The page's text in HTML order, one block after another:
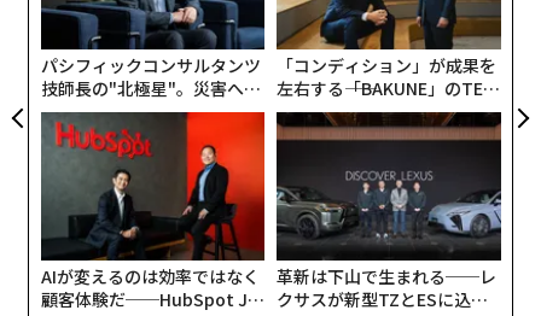
パシフィックコンサルタンツ
技師長の"北極星"。災害への
無力感を乗り越え見つけた、
防災一筋20年の答え
「コンディション」が成果を
左右する――「BAKUNE」のTEN
TIALが支える「挑戦者の明
日」
AIが変えるのは効率ではなく
顧客体験だ──HubSpot Ja
革新は下山で生まれる──レ
クサスが新型TZとESに込め